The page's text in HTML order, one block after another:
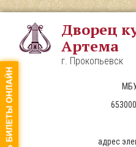
Перейти
основному
содержанию
Дворец
Артема
г. Прокопьевск
адрес